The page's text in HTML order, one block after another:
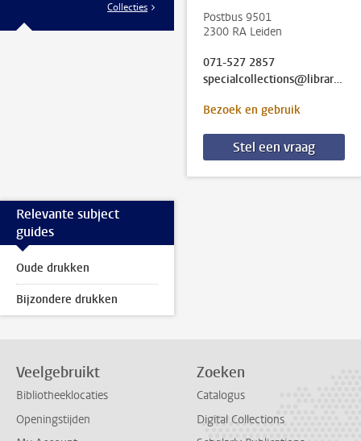
Collecties
Postbus 9501
2300 RA Leiden
071-527 2857
specialcollections@library.leidenuniv.nl
Bezoek en gebruik
Stel een vraag
Relevante subject
guides
Oude drukken
Bijzondere drukken
Veelgebruikt
Bibliotheeklocaties
Openingstijden
Zoeken
Catalogus
Digital Collections